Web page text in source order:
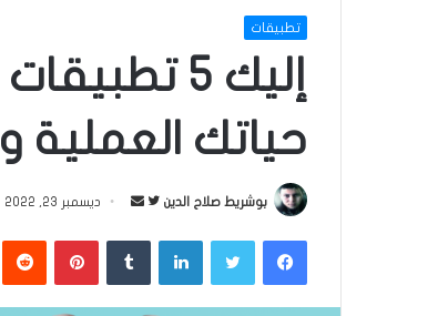
تطبيقات
إليك 5
حياتك العملية
بوشريط صلاح الدين
ت
ع
س
ب
ديسمبر 23, 2022
فيسبوك لينكدإن بينتيريست